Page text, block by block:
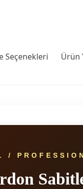
Seçenekleri Ürün
/